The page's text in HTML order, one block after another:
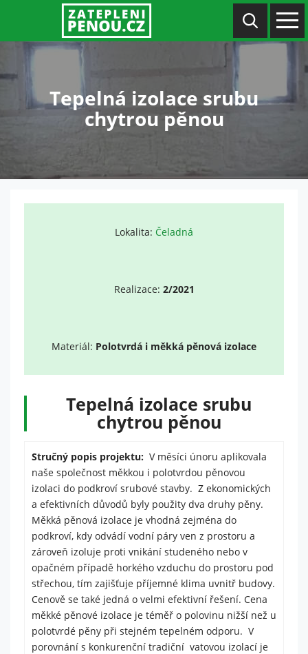
Tepelná izolace srubu
chytrou pěnou
Lokalita: Čeladná
Realizace: 2/2021
Materiál: Polotvrdá i měkká pěnová izolace
Tepelná izolace srubu
chytrou pěnou
Stručný popis projektu: V měsíci únoru aplikovala
naše společnost měkkou i polotvrdou pěnovou
izolaci do podkroví srubové stavby. Z ekonomických
a efektivních důvodů byly použity dva druhy pěny.
Měkká pěnová izolace je vhodná zejména do
podkroví, kdy odvádí vodní páry ven z prostoru a
zároveň izoluje proti vnikání studeného nebo v
opačném případě horkého vzduchu do prostoru pod
střechou, tím zajišťuje příjemné klima uvnitř budovy.
Cenově se také jedná o velmi efektivní řešení. Cena
měkké pěnové izolace je téměř o polovinu nižší než u
polotvrdé pěny při stejném tepelném odporu. V
porovnání s konkurenční tradiční vatovou izolací je
cookies
volitelné.
potřeba
pro
fungování
Statistiky
Abychom
mohli
zlepšit
funkčnost
a
strukturu
webu na
základě
je web
používán.